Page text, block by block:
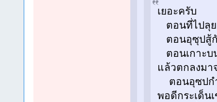
เยอะครับ
ตอนที่ไปลุย
ตอนอุซุปสู้
ตอนเกาะบ
แล้วตกลงมา
ตอนอุซปก
พอดีกระเด็น